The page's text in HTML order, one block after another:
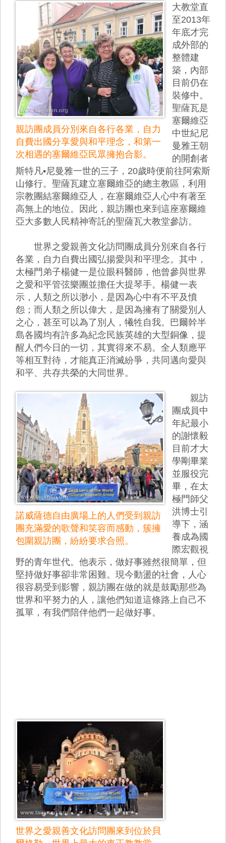
親訪團成員分別來自各行各業，自力
自費出國分享愛與和平理念，和第一
次相遇的塞爾維亞民眾擁抱合影。
大教堂直
至2013年
年底才完
成外部的
整體建
築，內部
目前仍在
裝修中。
聖薩瓦是
塞爾維亞
中世紀尼
曼雅王朝
的開創者
斯特凡•尼曼雅一世的三子，20歲時便前往阿索斯
山修行。聖薩瓦建立塞爾維亞的總主教區，利用
宗教團結塞爾維亞人，在塞爾維亞人心中有著至
高無上的地位。因此，親訪團也來到這座塞爾維
亞大多數人民精神寄託的聖薩瓦大教堂參訪。
世界之愛親善文化訪問團成員分別來自各行
各業，自力自費出國弘揚愛與和平理念。其中，
太極門弟子楊健一是位眼科醫師，他曾參與世界
之愛和平管弦樂團並擔任大提琴手。楊健一表
示，人類之所以渺小，是因為心中有不平及憤
怨；而人類之所以偉大，是因為擁有了關愛別人
之心，甚至可以為了別人，犧牲自我。巴爾幹半
島各國均有許多為紀念民族英雄的大型銅像，提
醒人們今日的一切，其實得來不易。全人類應平
等相互對待，才能真正消滅紛爭，共同邁向愛與
和平、共存共榮的大同世界。
諾威薩德自由廣場上的人們受到親訪
團充滿愛的歌聲和笑容而感動，簇擁
包圍親訪團，紛紛要求合照。
親訪
團成員中
年紀最小
的謝懷毅
目前才大
學剛畢業
並服役完
畢，在太
極門師父
洪博士引
導下，涵
養成為國
際宏觀視
野的青年世代。他表示，做好事雖然很簡單，但
堅持做好事卻非常困難。現今動盪的社會，人心
很容易受到影響，親訪團在做的就是鼓勵那些為
世界和平努力的人，讓他們知道這條路上自己不
孤單，有我們陪伴他們一起做好事。
世界之愛親善文化訪問團來到位於貝